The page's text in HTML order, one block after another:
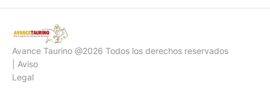
Avance Taurino @2026 Todos los derechos reservados
| Aviso
Legal